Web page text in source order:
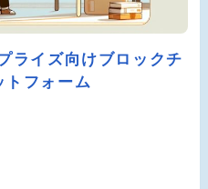
イズ向けブロックチ
トフォーム